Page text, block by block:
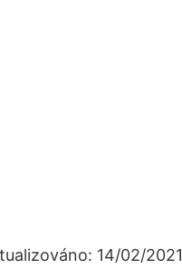
14/02/2021